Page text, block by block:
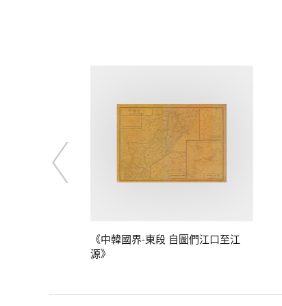
《中韓國界-東段 自圖們江口至江
源》